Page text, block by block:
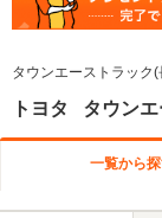
タウンエーストラック
トヨタ タウン
一覧から